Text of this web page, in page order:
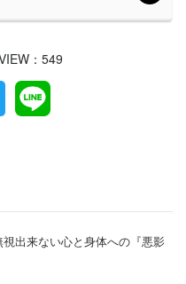
： 549
出来ない心と身体への『悪影